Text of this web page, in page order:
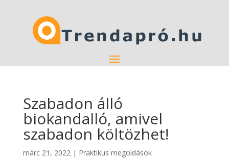
Szabadon álló
biokandalló, amivel
szabadon költözhet!
márc 21, 2022| Praktikus megoldások